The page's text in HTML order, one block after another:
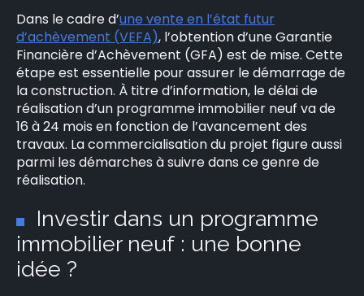
Dans le cadre d’une vente en l’état futur
d’achèvement (VEFA), l’obtention d’une Garantie
Financière d’Achèvement (GFA) est de mise. Cette
étape est essentielle pour assurer le démarrage de
la construction. À titre d’information, le délai de
réalisation d’un programme immobilier neuf va de
16 à 24 mois en fonction de l’avancement des
travaux. La commercialisation du projet figure aussi
parmi les démarches à suivre dans ce genre de
réalisation.
Investir dans un programme
immobilier neuf : une bonne
idée ?Rechercher